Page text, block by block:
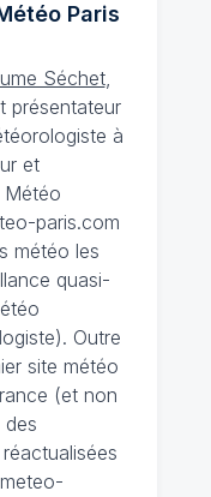
Paris
Séchet,
présentateur
à
et
Météo
paris.com
météo les
quasi-
Outre
site météo
(et non
réactualisées